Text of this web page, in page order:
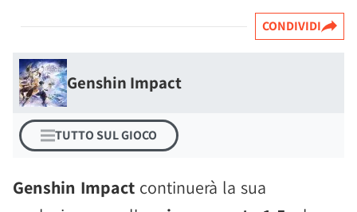
CONDIVIDI
Genshin Impact
TUTTO SUL GIOCO
Genshin Impact continuerà la sua